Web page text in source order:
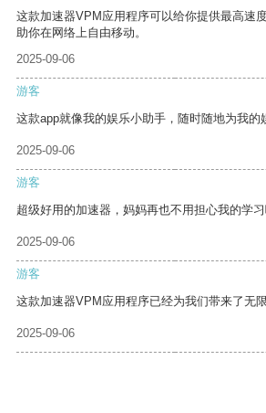
这款加速器VPM应用程序可以给你提供最高速
助你在网络上自由移动。
2025-09-06
游客
这款app就像我的娱乐小助手，随时随地为我的
2025-09-06
游客
超级好用的加速器，妈妈再也不用担心我的学习
2025-09-06
游客
这款加速器VPM应用程序已经为我们带来了无
2025-09-06